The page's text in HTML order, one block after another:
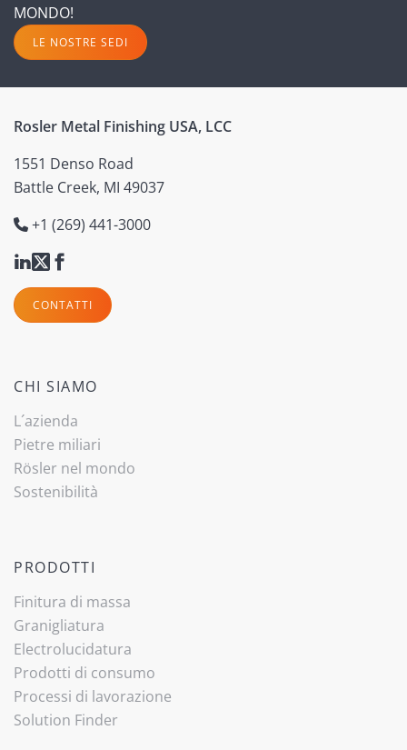
MONDO!
LE NOSTRE SEDI
Rosler Metal Finishing USA, LCC
1551 Denso Road
Battle Creek, MI 49037
+1 (269) 441-3000
CONTATTI
CHI SIAMO
L´azienda
Pietre miliari
Rösler nel mondo
Sostenibilità
PRODOTTI
Finitura di massa
Granigliatura
Electrolucidatura
Prodotti di consumo
Processi di lavorazione
Solution Finder